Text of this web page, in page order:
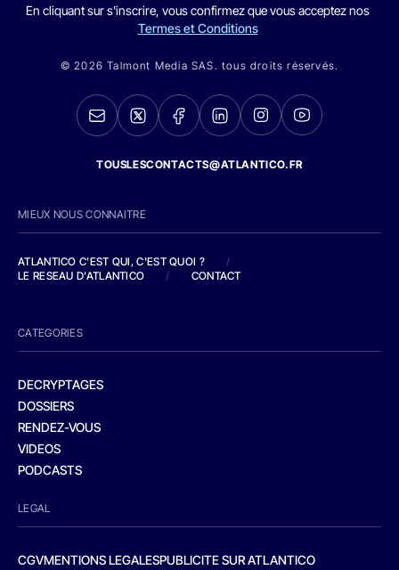
En cliquant sur s'inscrire, vous confirmez que vous acceptez nos
Termes et Conditions
© 2026 Talmont Media SAS. tous droits réservés.
TOUSLESCONTACTS@ATLANTICO.FR
MIEUX NOUS CONNAITRE
ATLANTICO C'EST QUI, C'EST QUOI ?
/
LE RESEAU D'ATLANTICO
/ CONTACT
CATEGORIES
DECRYPTAGES
DOSSIERS
RENDEZ-VOUS
VIDEOS
PODCASTS
LEGAL
CGVMENTIONS LEGALESPUBLICITE SUR ATLANTICO